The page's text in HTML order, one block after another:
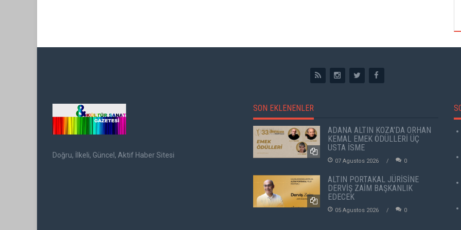
Doğru, İlkeli, Güncel, Aktif Haber Sitesi
SON EKLENENLER
ADANA ALTIN KOZA'DA ORHAN
KEMAL EMEK ÖDÜLLERİ ÜÇ
USTA İSME
07 Agustos 2026 0
ALTIN PORTAKAL JÜRİSİNE
DERVİŞ ZAİM BAŞKANLIK
EDECEK
05 Agustos 2026 0